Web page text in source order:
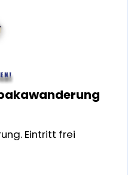
Eintritt frei